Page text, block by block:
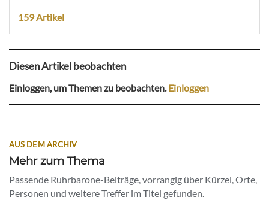
159 Artikel
Diesen Artikel beobachten
Einloggen, um Themen zu beobachten. Einloggen
AUS DEM ARCHIV
Mehr zum Thema
Passende Ruhrbarone-Beiträge, vorrangig über Kürzel, Orte,
Personen und weitere Treffer im Titel gefunden.